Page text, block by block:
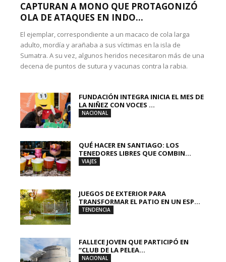
CAPTURAN A MONO QUE PROTAGONIZÓ
OLA DE ATAQUES EN INDO...
El ejemplar, correspondiente a un macaco de cola larga
adulto, mordía y arañaba a sus víctimas en la isla de
Sumatra. A su vez, algunos heridos necesitaron más de una
decena de puntos de sutura y vacunas contra la rabia.
FUNDACIÓN INTEGRA INICIA EL MES DE
LA NIÑEZ CON VOCES ...
NACIONAL
QUÉ HACER EN SANTIAGO: LOS
TENEDORES LIBRES QUE COMBIN...
VIAJES
JUEGOS DE EXTERIOR PARA
TRANSFORMAR EL PATIO EN UN ESP...
TENDENCIA
FALLECE JOVEN QUE PARTICIPÓ EN
“CLUB DE LA PELEA...
NACIONAL